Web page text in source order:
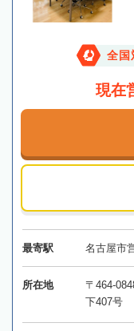
全国
現在
最寄駅 名古屋市
所在地
〒464-
下407号